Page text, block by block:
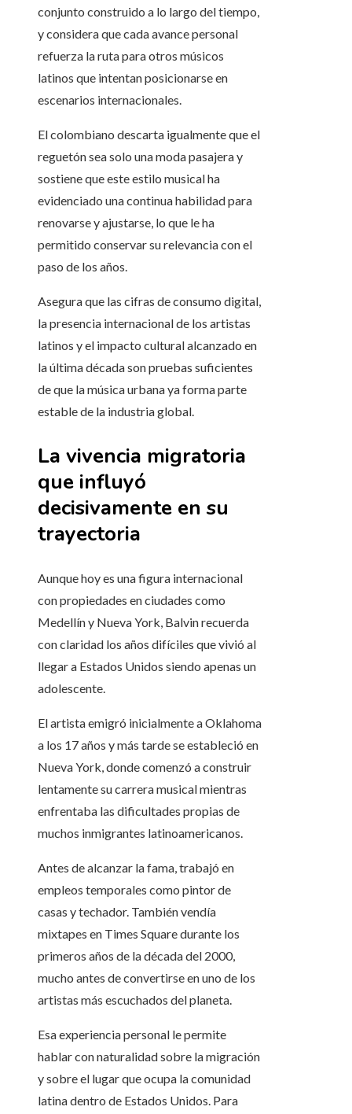
conjunto construido a lo largo del tiempo,
y considera que cada avance personal
refuerza la ruta para otros músicos
latinos que intentan posicionarse en
escenarios internacionales.
El colombiano descarta igualmente que el
reguetón sea solo una moda pasajera y
sostiene que este estilo musical ha
evidenciado una continua habilidad para
renovarse y ajustarse, lo que le ha
permitido conservar su relevancia con el
paso de los años.
Asegura que las cifras de consumo digital,
la presencia internacional de los artistas
latinos y el impacto cultural alcanzado en
la última década son pruebas suficientes
de que la música urbana ya forma parte
estable de la industria global.
La vivencia migratoria
que influyó
decisivamente en su
trayectoria
Aunque hoy es una figura internacional
con propiedades en ciudades como
Medellín y Nueva York, Balvin recuerda
con claridad los años difíciles que vivió al
llegar a Estados Unidos siendo apenas un
adolescente.
El artista emigró inicialmente a Oklahoma
a los 17 años y más tarde se estableció en
Nueva York, donde comenzó a construir
lentamente su carrera musical mientras
enfrentaba las dificultades propias de
muchos inmigrantes latinoamericanos.
Antes de alcanzar la fama, trabajó en
empleos temporales como pintor de
casas y techador. También vendía
mixtapes en Times Square durante los
primeros años de la década del 2000,
mucho antes de convertirse en uno de los
artistas más escuchados del planeta.
Esa experiencia personal le permite
hablar con naturalidad sobre la migración
y sobre el lugar que ocupa la comunidad
latina dentro de Estados Unidos. Para